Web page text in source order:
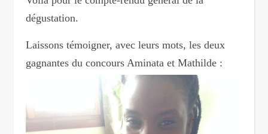
dégustation.
Laissons témoigner, avec leurs mots, les deux
gagnantes du concours Aminata et Mathilde :